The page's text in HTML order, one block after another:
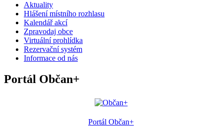
Aktuality
Hlášení místního rozhlasu
Kalendář akcí
Zpravodaj obce
Virtuální prohlídka
Rezervační systém
Informace od nás
Portál Občan+
Portál Občan+